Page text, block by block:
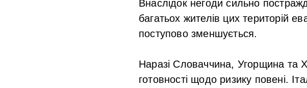
Внаслідок негоди сильно
багатьох жителів цих територій
поступово зменшується.
Наразі Словаччина, Угорщина та
готовності щодо ризику повені.